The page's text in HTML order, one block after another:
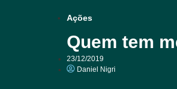
Ações
Quem tem
23/12/2019
Daniel Nigri